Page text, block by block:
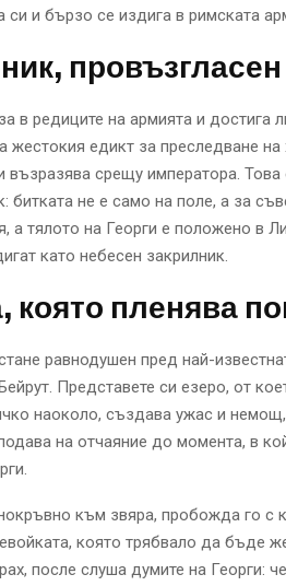
и бързо се издига в римската
в редиците на армията и достига
едикт за преследване на
възразява срещу императора.
битката не е само на поле, а за
а тялото на Георги е положено в
като небесен закрилник.
която пленява
равнодушен пред най-
Представете си езеро, от
наоколо, създава ужас и немощ,
на отчаяние до момента, в
към звяра, пробожда го с
която трябвало да бъде
после слуша думите на Георги: